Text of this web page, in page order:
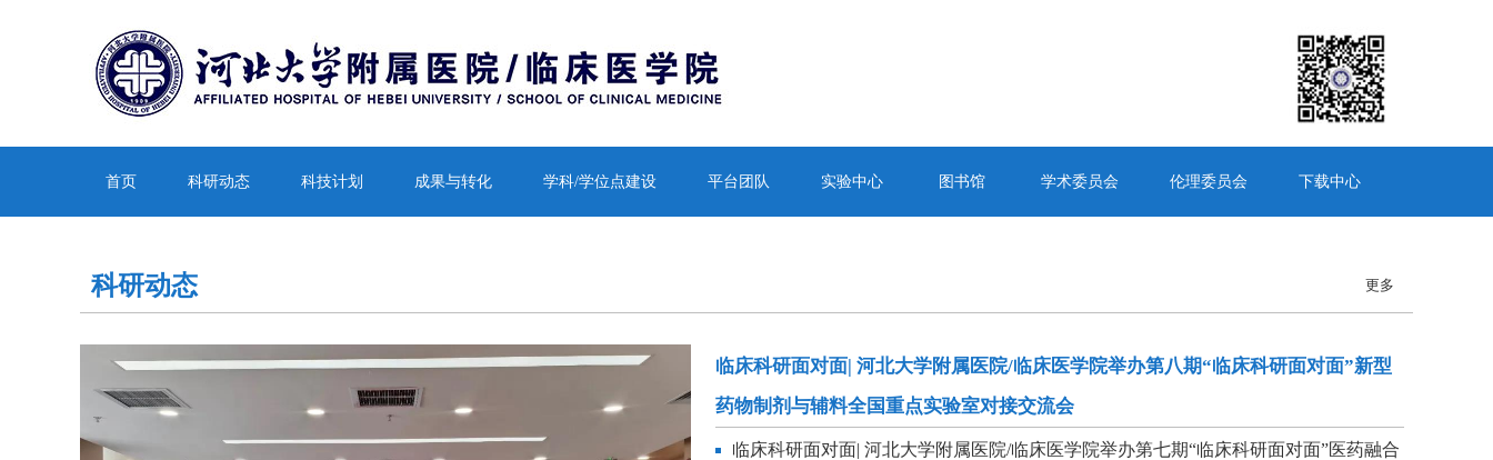
首页 科研动态 科技计划 成果与转化 学科/学位点建设 平台团队 实验中心 图书馆 学术委员会 伦理委员会 下载中心
科研动态 更多
临床科研面对面| 河北大学附属医院/临床医学院举办第八期“临床科研面对面”新型
药物制剂与辅料全国重点实验室对接交流会
临床科研面对面| 河北大学附属医院/临床医学院举办第七期“临床科研面对面”医药融合